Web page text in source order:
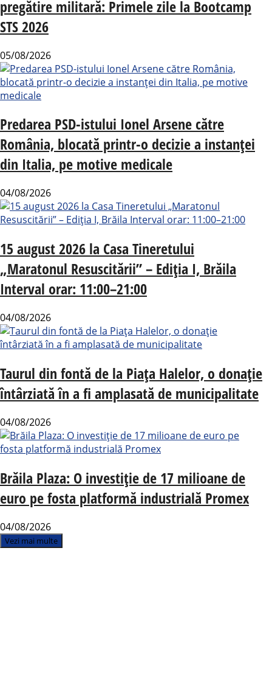
pregătire militară: Primele zile la Bootcamp
STS 2026
05/08/2026
Predarea PSD-istului Ionel Arsene către
România, blocată printr-o decizie a instanței
din Italia, pe motive medicale
04/08/2026
15 august 2026 la Casa Tineretului
„Maratonul Resuscitării” – Ediția I, Brăila
Interval orar: 11:00–21:00
04/08/2026
Taurul din fontă de la Piața Halelor, o donație
întârziată în a fi amplasată de municipalitate
04/08/2026
Brăila Plaza: O investiție de 17 milioane de
euro pe fosta platformă industrială Promex
04/08/2026
Vezi mai multe